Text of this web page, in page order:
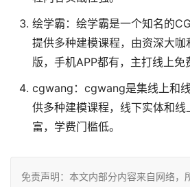
绘学霸：绘学霸是一个知名的
提供多种建模课程，由资深大
版，手机APP都有，主打线上免
cgwang：cgwang是集线上和
供多种建模课程，线下实体和
富，学费门槛低。
免责声明：本文内部分内容来自网络，